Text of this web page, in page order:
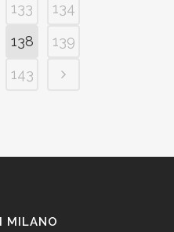
133
134
138
139
143
MILANO